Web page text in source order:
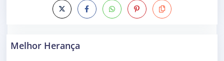
Melhor Herança